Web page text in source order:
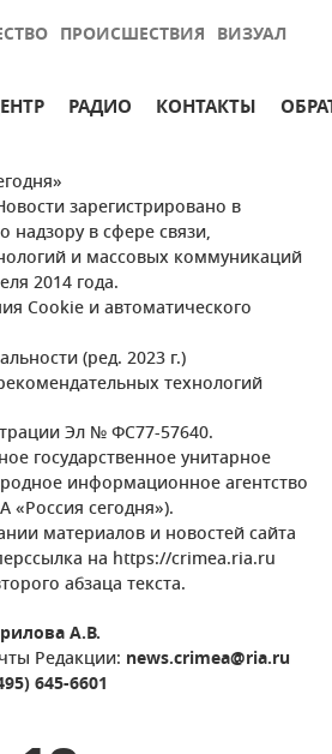
ПРОИСШЕСТВИЯ ВИЗУАЛ
РАДИО КОНТАКТЫ
зарегистрировано в
надзору в сфере связи,
и массовых коммуникаций
2014 года.
Cookie и автоматического
(ред. 2023 г.)
технологий
Эл № ФС77-57640.
государственное унитарное
информационное агентство
«Россия сегодня»).
материалов и новостей сайта
на https://crimea.ria.ru
абзаца текста.
А.В.
Редакции: news.crimea@ria.ru
645-6601